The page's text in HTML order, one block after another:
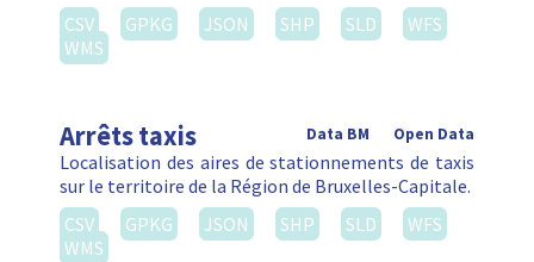
CSV
GPKG JSON SHP SLD
WFS
WMS
Arrêts taxis Open Data
Data BM
Localisation des aires de stationnements de taxis
sur le territoire de la Région de Bruxelles-Capitale.
CSV
GPKG JSON SHP SLD
WFS
WMS